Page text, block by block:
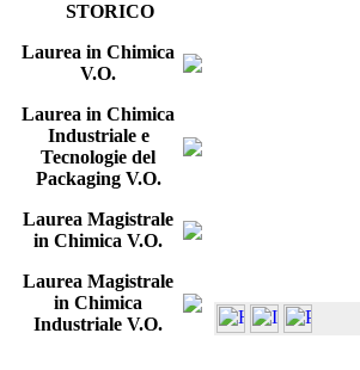
STORICO
Laurea in Chimica
V.O.
Laurea in Chimica
Industriale e
Tecnologie del
Packaging V.O.
Laurea Magistrale
in Chimica V.O.
Laurea Magistrale
in Chimica
Industriale V.O.